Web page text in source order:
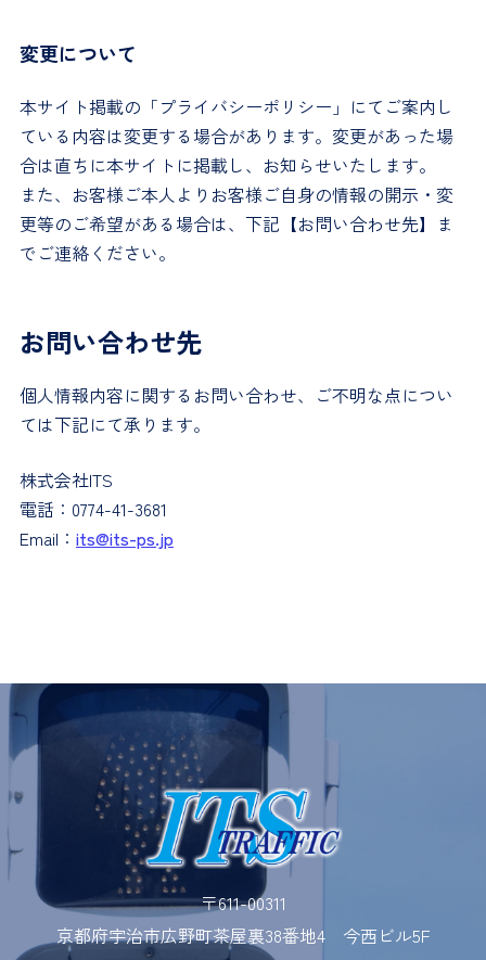
変更について
本サイト掲載の「プライバシーポリシー」にてご案内し
ている内容は変更する場合があります。変更があった場
合は直ちに本サイトに掲載し、お知らせいたします。
また、お客様ご本人よりお客様ご自身の情報の開示・変
更等のご希望がある場合は、下記【お問い合わせ先】ま
でご連絡ください。
お問い合わせ先
個人情報内容に関するお問い合わせ、ご不明な点につい
ては下記にて承ります。
株式会社ITS
電話：0774-41-3681
Email： its@its-ps.jp
〒611-00311
京都府宇治市広野町茶屋裏38番地4 今西ビル5F